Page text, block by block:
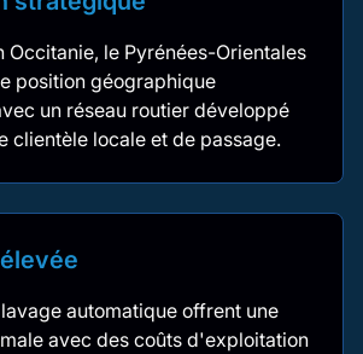
Occitanie, le Pyrénées-Orientales
position géographique
un réseau routier développé
clientèle locale et de passage.
automatique offrent une
avec des coûts d'exploitation